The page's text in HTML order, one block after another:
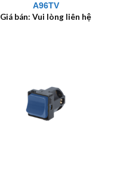
A96TV
Giá bán: Vui lòng liên hệ